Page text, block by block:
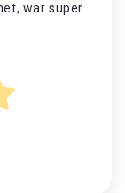
war super